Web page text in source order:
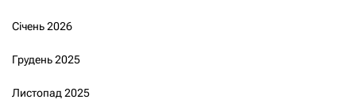
Січень 2026
Грудень 2025
Листопад 2025